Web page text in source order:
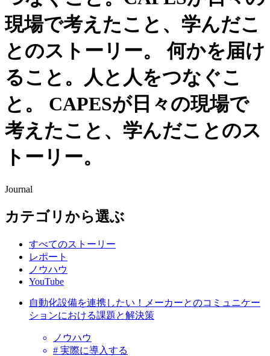
現場で考えたこと、学んだこ
とのストーリー。
何かを届け
ること。人と人をつなぐこ
と。
CAPESが日々の現場で
考えたこと、学んだことのス
トーリー。
Journal
カテゴリから選ぶ
すべてのストーリー
レポート
ノウハウ
YouTube
自動化設備を連携したい！メーカーとのコミュニケー
ションにおける課題と解決策
ノウハウ
# 実際に導入する